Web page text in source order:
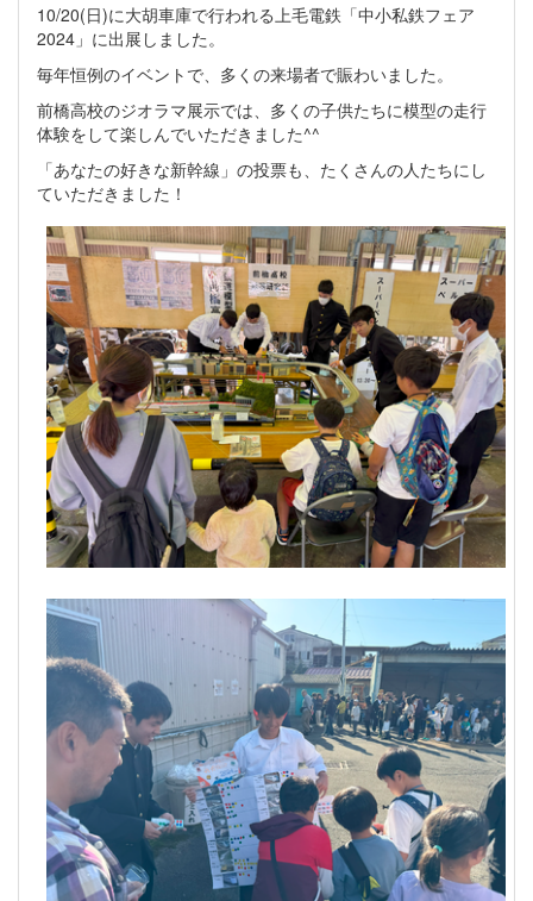
10/20(日)に大胡車庫で行われる上毛電鉄「中小私鉄フェア
2024」に出展しました。
毎年恒例のイベントで、多くの来場者で賑わいました。
前橋高校のジオラマ展示では、多くの子供たちに模型の走行
体験をして楽しんでいただきました^^
「あなたの好きな新幹線」の投票も、たくさんの人たちにし
ていただきました！